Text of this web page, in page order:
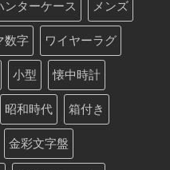
ンターケース メンズ
数字 ワイヤーラグ
小型 懐中時計
昭和時代 箱付き
金彩文字盤